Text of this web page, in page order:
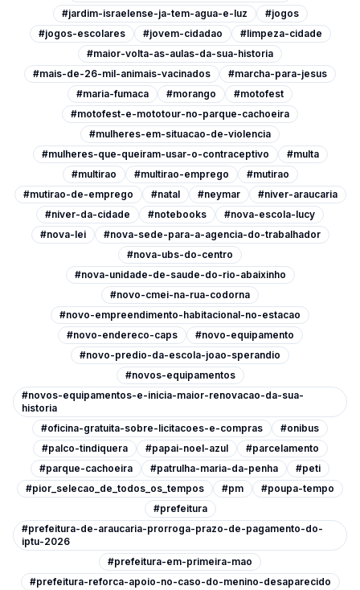
#jardim-israelense-ja-tem-agua-e-luz
#jogos
#jogos-escolares
#jovem-cidadao
#limpeza-cidade
#maior-volta-as-aulas-da-sua-historia
#mais-de-26-mil-animais-vacinados
#marcha-para-jesus
#maria-fumaca
#morango
#motofest
#motofest-e-mototour-no-parque-cachoeira
#mulheres-em-situacao-de-violencia
#mulheres-que-queiram-usar-o-contraceptivo
#multa
#multirao
#multirao-emprego
#mutirao
#mutirao-de-emprego
#natal #neymar
#niver-araucaria
#niver-da-cidade
#notebooks
#nova-escola-lucy
#nova-lei
#nova-sede-para-a-agencia-do-trabalhador
#nova-ubs-do-centro
#nova-unidade-de-saude-do-rio-abaixinho
#novo-cmei-na-rua-codorna
#novo-empreendimento-habitacional-no-estacao
#novo-endereco-caps
#novo-equipamento
#novo-predio-da-escola-joao-sperandio
#novos-equipamentos
#novos-equipamentos-e-inicia-maior-renovacao-da-sua-
historia
#oficina-gratuita-sobre-licitacoes-e-compras
#onibus
#palco-tindiquera
#papai-noel-azul
#parcelamento
#parque-cachoeira
#patrulha-maria-da-penha
#peti
#pior_selecao_de_todos_os_tempos
#pm
#poupa-tempo
#prefeitura
#prefeitura-de-araucaria-prorroga-prazo-de-pagamento-do-
iptu-2026
#prefeitura-em-primeira-mao
#prefeitura-reforca-apoio-no-caso-do-menino-desaparecido